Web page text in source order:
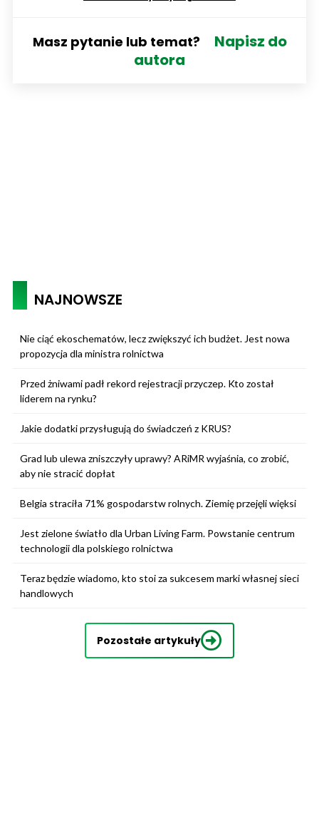
Masz pytanie lub temat?
Napisz do
autora
NAJNOWSZE
Nie ciąć ekoschematów, lecz zwiększyć ich budżet. Jest nowa
propozycja dla ministra rolnictwa
Przed żniwami padł rekord rejestracji przyczep. Kto został
liderem na rynku?
Jakie dodatki przysługują do świadczeń z KRUS?
Grad lub ulewa zniszczyły uprawy? ARiMR wyjaśnia, co zrobić,
aby nie stracić dopłat
Belgia straciła 71% gospodarstw rolnych. Ziemię przejęli więksi
Jest zielone światło dla Urban Living Farm. Powstanie centrum
technologii dla polskiego rolnictwa
Teraz będzie wiadomo, kto stoi za sukcesem marki własnej sieci
handlowych
Pozostałe artykuły